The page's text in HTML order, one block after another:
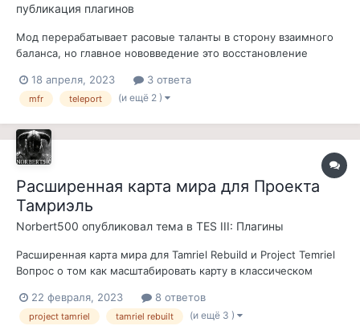
публикация плагинов
Мод перерабатывает расовые таланты в сторону взаимного
баланса, но главное нововведение это восстановление
зависит от файла MFR.esm полная совместимость
гарантируется (все 24 знака из MFR включены в состав мода).
18 апреля, 2023 3 ответа
mfr teleport (и ещё 2 )
Расширенная карта мира для Проекта
Тамриэль
Norbert500 опубликовал тема в TES III: Плагины
Расширенная карта мира для Tamriel Rebuild и Project Temriel
Вопрос о том как масштабировать карту в классическом
данной задачи. Тема на самом деле важная и если для
OpenMW, данной проблемы нет, поскольку карта мира...
22 февраля, 2023 8 ответов
project tamriel tamriel rebuilt (и ещё 3 )